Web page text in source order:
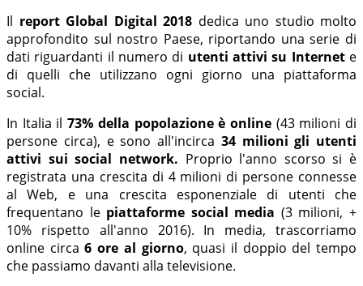
Il report Global Digital 2018 dedica uno studio molto
approfondito sul nostro Paese, riportando una serie di
dati riguardanti il numero di utenti attivi su Internete
di quelli che utilizzano ogni giorno una piattaforma
social.
In Italia il73% della popolazione è online(43 milioni di
persone circa), e sono all'incirca 34 milioni gli utenti
attivi sui social network. Proprio l'anno scorso si è
registrata una crescita di 4 milioni di persone connesse
al Web, e una crescita esponenziale di utenti che
frequentano le piattaforme social media (3 milioni, +
10% rispetto all'anno 2016). In media, trascorriamo
online circa6 ore al giorno, quasi il doppio del tempo
che passiamo davanti alla televisione.